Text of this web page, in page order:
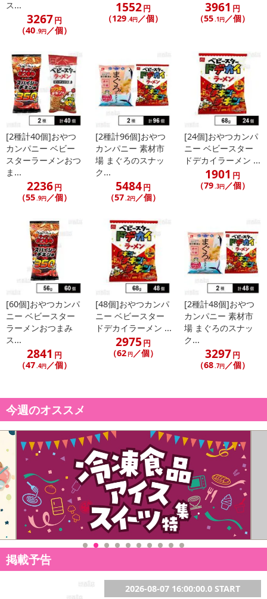
■その他共通および商品カテゴリー別注意事項（※必ずご確認くだ
さい）
こちらの情報は2026-07-09 14:13:35.0 での情報となります。
ス...
3267円
（40 .9円／個）
1552円
（129 .4円 ／個）
3961 円
（55 .1円 ／個）
[2種計40個]おやつ
カンパニー ベビー
スターラーメンおつ
ま...
2236円
（55.9円／個）
[2種計96個]おやつ
カンパニー 素材市
場 まぐろのスナッ
ク...
5484円
（57.2円／個）
[24個]おやつカンパ
ニー ベビースター
ドデカイラーメン ...
1901 円
（79.3円／個）
[60個]おやつカンパ
ニー ベビースター
ラーメンおつまみ
ス...
2841 円
（47.4円／個）
[48個]おやつカンパ
ニー ベビースター
ドデカイラーメン ...
2975 円
（62 円／個）
[2種計48個]おやつ
カンパニー 素材市
場 まぐろのスナッ
ク...
3297円
（68.7円／個）
今週のオススメ
掲載予告
2026-08-07 16:00:00.0 START